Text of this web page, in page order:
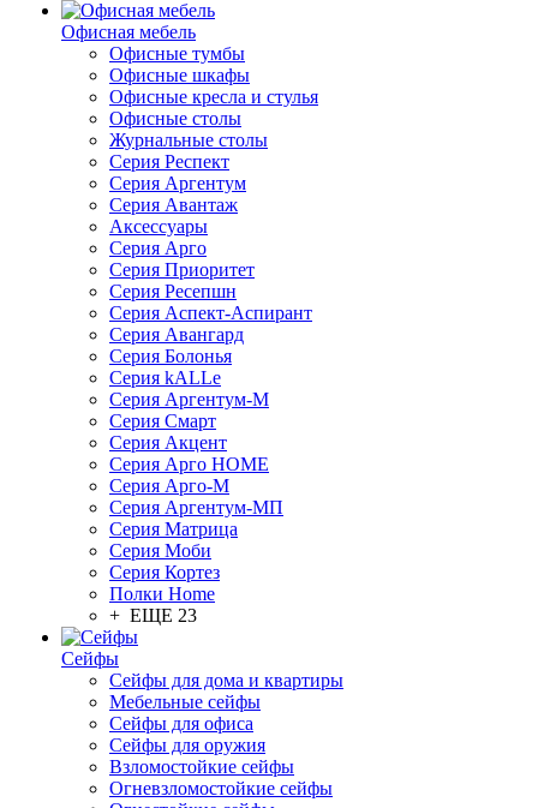
Офисная мебель
Офисные тумбы
Офисные шкафы
Офисные кресла и стулья
Офисные столы
Журнальные столы
Серия Респект
Серия Аргентум
Серия Авантаж
Аксессуары
Серия Арго
Серия Приоритет
Серия Ресепшн
Серия Аспект-Аспирант
Серия Авангард
Серия Болонья
Серия kALLe
Серия Аргентум-М
Серия Смарт
Серия Акцент
Серия Арго HOME
Серия Арго-М
Серия Аргентум-МП
Серия Матрица
Серия Моби
Серия Кортез
Полки Home
+ ЕЩЕ 23
Сейфы
Сейфы для дома и квартиры
Мебельные сейфы
Сейфы для офиса
Сейфы для оружия
Взломостойкие сейфы
Огневзломостойкие сейфы